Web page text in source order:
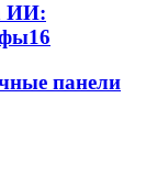
ИИ:
16
панели